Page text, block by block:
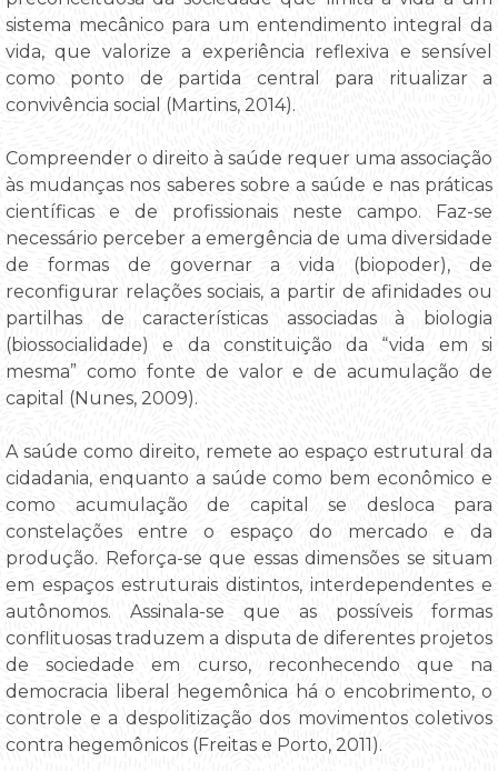
sistema mecânico para um entendimento integral da
vida, que valorize a experiência reflexiva e sensível
como ponto de partida central para ritualizar a
convivência social (Martins, 2014).
Compreender o direito à saúde requer uma associação
às mudanças nos saberes sobre a saúde e nas práticas
científicas e de profissionais neste campo. Faz-se
necessário perceber a emergência de uma diversidade
de formas de governar a vida (biopoder), de
reconfigurar relações sociais, a partir de afinidades ou
partilhas de características associadas à biologia
(biossocialidade) e da constituição da “vida em si
mesma” como fonte de valor e de acumulação de
capital (Nunes, 2009).
A saúde como direito, remete ao espaço estrutural da
cidadania, enquanto a saúde como bem econômico e
como acumulação de capital se desloca para
constelações entre o espaço do mercado e da
produção. Reforça-se que essas dimensões se situam
em espaços estruturais distintos, interdependentes e
autônomos. Assinala-se que as possíveis formas
conflituosas traduzem a disputa de diferentes projetos
de sociedade em curso, reconhecendo que na
democracia liberal hegemônica há o encobrimento, o
controle e a despolitização dos movimentos coletivos
contra hegemônicos (Freitas e Porto, 2011).